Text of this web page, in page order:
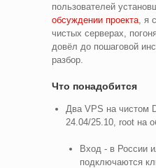
пользователей
обсуждении проекта , я
чистых серверах,
довёл до пошаговой
разбор.
Что понадобится
Два VPS на чистом
24.04/25.10, root на
Вход - в России
подключаются